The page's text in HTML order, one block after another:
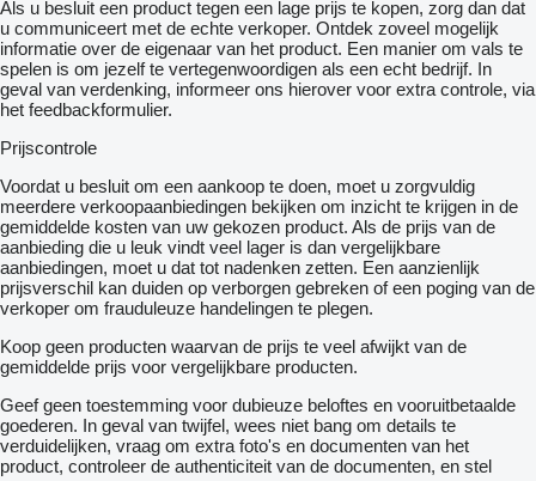
Als u besluit een product tegen een lage prijs te kopen, zorg dan dat
u communiceert met de echte verkoper. Ontdek zoveel mogelijk
informatie over de eigenaar van het product. Een manier om vals te
spelen is om jezelf te vertegenwoordigen als een echt bedrijf. In
geval van verdenking, informeer ons hierover voor extra controle, via
het feedbackformulier.
Prijscontrole
Voordat u besluit om een ​​aankoop te doen, moet u zorgvuldig
meerdere verkoopaanbiedingen bekijken om inzicht te krijgen in de
gemiddelde kosten van uw gekozen product. Als de prijs van de
aanbieding die u leuk vindt veel lager is dan vergelijkbare
aanbiedingen, moet u dat tot nadenken zetten. Een aanzienlijk
prijsverschil kan duiden op verborgen gebreken of een poging van de
verkoper om frauduleuze handelingen te plegen.
Koop geen producten waarvan de prijs te veel afwijkt van de
gemiddelde prijs voor vergelijkbare producten.
Geef geen toestemming voor dubieuze beloftes en vooruitbetaalde
goederen. In geval van twijfel, wees niet bang om details te
verduidelijken, vraag om extra foto's en documenten van het
product, controleer de authenticiteit van de documenten, en stel